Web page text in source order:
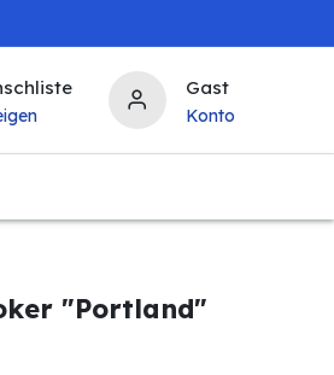
Gast
Konto
"Portland"